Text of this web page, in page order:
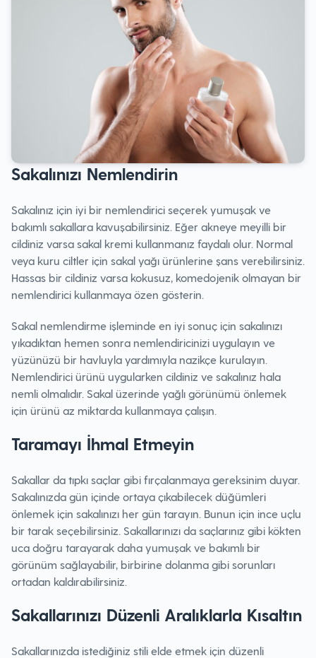
Sakalınızı Nemlendirin
Sakalınız için iyi bir nemlendirici seçerek yumuşak ve
bakımlı sakallara kavuşabilirsiniz. Eğer akneye meyilli bir
cildiniz varsa sakal kremi kullanmanız faydalı olur. Normal
veya kuru ciltler için sakal yağı ürünlerine şans verebilirsiniz.
Hassas bir cildiniz varsa kokusuz, komedojenik olmayan bir
nemlendirici kullanmaya özen gösterin.
Sakal nemlendirme işleminde en iyi sonuç için sakalınızı
yıkadıktan hemen sonra nemlendiricinizi uygulayın ve
yüzünüzü bir havluyla yardımıyla nazikçe kurulayın.
Nemlendirici ürünü uygularken cildiniz ve sakalınız hala
nemli olmalıdır. Sakal üzerinde yağlı görünümü önlemek
için ürünü az miktarda kullanmaya çalışın.‌
Taramayı İhmal Etmeyin
Sakallar da tıpkı saçlar gibi fırçalanmaya gereksinim duyar.
Sakalınızda gün içinde ortaya çıkabilecek düğümleri
önlemek için sakalınızı her gün tarayın. Bunun için ince uçlu
bir tarak seçebilirsiniz. Sakallarınızı da saçlarınız gibi kökten
uca doğru tarayarak daha yumuşak ve bakımlı bir
görünüm sağlayabilir, birbirine dolanma gibi sorunları
ortadan kaldırabilirsiniz.
Sakallarınızı Düzenli Aralıklarla Kısaltın
Sakallarınızda istediğiniz stili elde etmek için düzenli